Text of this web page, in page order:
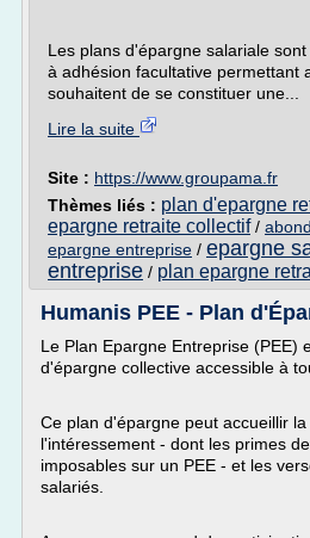
Les plans d'épargne salariale
à adhésion facultative permettant
souhaitent de se constituer une...
Lire la suite
Site : https://www.groupama.fr
Thèmes liés : plan d'epargne
epargne retraite collectif/
epargne entreprise / epargne
entreprise / plan epargne
Humanis PEE - Plan
Le Plan Epargne Entreprise (PEE)
d'épargne collective accessible à
Ce plan d'épargne peut accueillir la
l'intéressement - dont les primes
imposables sur un PEE - et les
salariés.